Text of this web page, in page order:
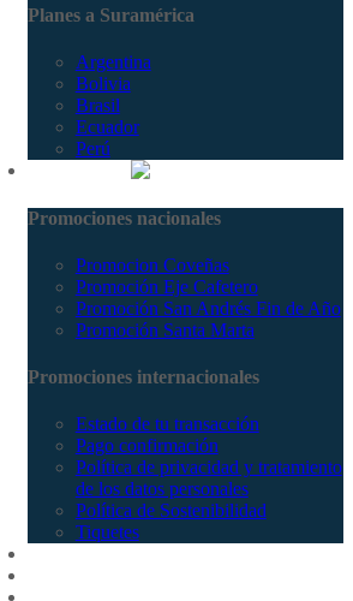
Planes a Suramérica
Argentina
Bolivia
Brasil
Ecuador
Perú
Promociones nacionales
Promocion Coveñas
Promoción Eje Cafetero
Promoción San Andrés Fin de Año
Promoción Santa Marta
Promociones internacionales
Estado de tu transacción
Pago confirmación
Política de privacidad y tratamiento
de los datos personales
Política de Sostenibilidad
Tiquetes